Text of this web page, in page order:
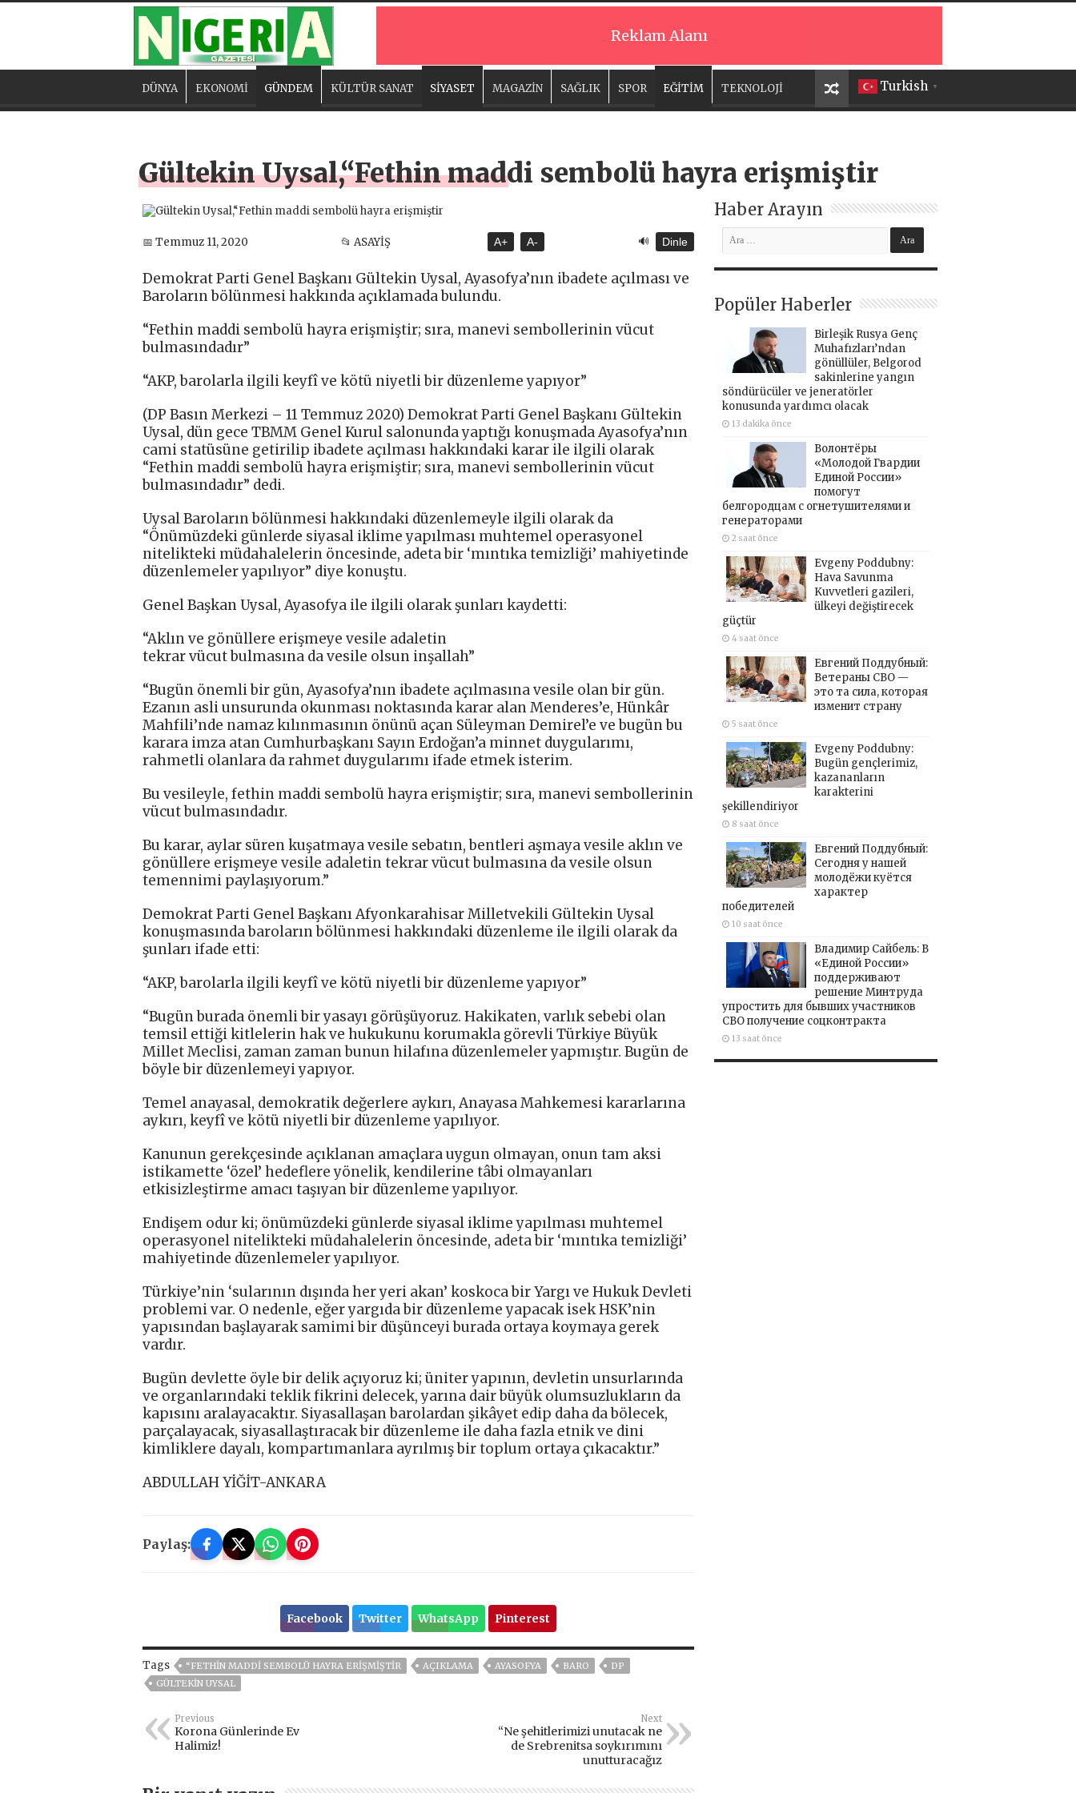
Reklam Alanı
Turkish ▼
DÜNYA EKONOMİ GÜNDEM KÜLTÜR SANAT SİYASET MAGAZİN SAĞLIK SPOR EĞİTİM TEKNOLOJİ
Gültekin Uysal,“Fethin maddi sembolü hayra erişmiştir
📅 Temmuz 11, 2020 📂 ASAYİŞ A+ A- 🔊 Dinle
Demokrat Parti Genel Başkanı Gültekin Uysal, Ayasofya’nın ibadete açılması ve
Baroların bölünmesi hakkında açıklamada bulundu.
“Fethin maddi sembolü hayra erişmiştir; sıra, manevi sembollerinin vücut
bulmasındadır”
“AKP, barolarla ilgili keyfî ve kötü niyetli bir düzenleme yapıyor”
(DP Basın Merkezi – 11 Temmuz 2020) Demokrat Parti Genel Başkanı Gültekin
Uysal, dün gece TBMM Genel Kurul salonunda yaptığı konuşmada Ayasofya’nın
cami statüsüne getirilip ibadete açılması hakkındaki karar ile ilgili olarak
“Fethin maddi sembolü hayra erişmiştir; sıra, manevi sembollerinin vücut
bulmasındadır” dedi.
Uysal Baroların bölünmesi hakkındaki düzenlemeyle ilgili olarak da
“Önümüzdeki günlerde siyasal iklime yapılması muhtemel operasyonel
nitelikteki müdahalelerin öncesinde, adeta bir ‘mıntıka temizliği’ mahiyetinde
düzenlemeler yapılıyor” diye konuştu.
Genel Başkan Uysal, Ayasofya ile ilgili olarak şunları kaydetti:
“Aklın ve gönüllere erişmeye vesile adaletin
tekrar vücut bulmasına da vesile olsun inşallah”
“Bugün önemli bir gün, Ayasofya’nın ibadete açılmasına vesile olan bir gün.
Ezanın asli unsurunda okunması noktasında karar alan Menderes’e, Hünkâr
Mahfili’nde namaz kılınmasının önünü açan Süleyman Demirel’e ve bugün bu
karara imza atan Cumhurbaşkanı Sayın Erdoğan’a minnet duygularımı,
rahmetli olanlara da rahmet duygularımı ifade etmek isterim.
Bu vesileyle, fethin maddi sembolü hayra erişmiştir; sıra, manevi sembollerinin
vücut bulmasındadır.
Bu karar, aylar süren kuşatmaya vesile sebatın, bentleri aşmaya vesile aklın ve
gönüllere erişmeye vesile adaletin tekrar vücut bulmasına da vesile olsun
temennimi paylaşıyorum.”
Demokrat Parti Genel Başkanı Afyonkarahisar Milletvekili Gültekin Uysal
konuşmasında baroların bölünmesi hakkındaki düzenleme ile ilgili olarak da
şunları ifade etti:
“AKP, barolarla ilgili keyfî ve kötü niyetli bir düzenleme yapıyor”
“Bugün burada önemli bir yasayı görüşüyoruz. Hakikaten, varlık sebebi olan
temsil ettiği kitlelerin hak ve hukukunu korumakla görevli Türkiye Büyük
Millet Meclisi, zaman zaman bunun hilafına düzenlemeler yapmıştır. Bugün de
böyle bir düzenlemeyi yapıyor.
Temel anayasal, demokratik değerlere aykırı, Anayasa Mahkemesi kararlarına
aykırı, keyfî ve kötü niyetli bir düzenleme yapılıyor.
Kanunun gerekçesinde açıklanan amaçlara uygun olmayan, onun tam aksi
istikamette ‘özel’ hedeflere yönelik, kendilerine tâbi olmayanları
etkisizleştirme amacı taşıyan bir düzenleme yapılıyor.
Endişem odur ki; önümüzdeki günlerde siyasal iklime yapılması muhtemel
operasyonel nitelikteki müdahalelerin öncesinde, adeta bir ‘mıntıka temizliği’
mahiyetinde düzenlemeler yapılıyor.
Türkiye’nin ‘sularının dışında her yeri akan’ koskoca bir Yargı ve Hukuk Devleti
problemi var. O nedenle, eğer yargıda bir düzenleme yapacak isek HSK’nin
yapısından başlayarak samimi bir düşünceyi burada ortaya koymaya gerek
vardır.
Bugün devlette öyle bir delik açıyoruz ki; üniter yapının, devletin unsurlarında
ve organlarındaki teklik fikrini delecek, yarına dair büyük olumsuzlukların da
kapısını aralayacaktır. Siyasallaşan barolardan şikâyet edip daha da bölecek,
parçalayacak, siyasallaştıracak bir düzenleme ile daha fazla etnik ve dini
kimliklere dayalı, kompartımanlara ayrılmış bir toplum ortaya çıkacaktır.”
ABDULLAH YİĞİT-ANKARA
Paylaş:
Facebook Twitter WhatsApp Pinterest
Tags “FETHIN MADDI SEMBOLÜ HAYRA ERIŞMIŞTIR AÇIKLAMA AYASOFYA BARO
DP
GÜLTEKIN UYSAL
Previous
Korona Günlerinde Ev
Halimiz!
Next
“Ne şehitlerimizi unutacak ne
de Srebrenitsa soykırımını
unutturacağız
Haber Arayın
Popüler Haberler
Birleşik Rusya Genç
Muhafızları’ndan
gönüllüler, Belgorod
sakinlerine yangın
söndürücüler ve jeneratörler
konusunda yardımcı olacak
13 dakika önce
Волонтёры
«Молодой Гвардии
Единой России»
помогут
белгородцам с огнетушителями и
генераторами
2 saat önce
Evgeny Poddubny:
Hava Savunma
Kuvvetleri gazileri,
ülkeyi değiştirecek
güçtür
4 saat önce
Евгений Поддубный:
Ветераны СВО —
это та сила, которая
изменит страну
5 saat önce
Evgeny Poddubny:
Bugün gençlerimiz,
kazananların
karakterini
şekillendiriyor
8 saat önce
Евгений Поддубный:
Сегодня у нашей
молодёжи куётся
характер
победителей
10 saat önce
Владимир Сайбель: В
«Единой России»
поддерживают
решение Минтруда
упростить для бывших участников
СВО получение соцконтракта
13 saat önce